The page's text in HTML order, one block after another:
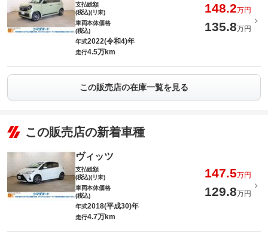
支払総額
(税込)(リ未)
148.2万円
車両本体価格
(税込)
135.8万円
年式2022(令和4)年
走行4.5万km
この販売店の在庫一覧を見る
この販売店の新着車種
ヴィッツ
支払総額
(税込)(リ未)
147.5万円
車両本体価格
(税込)
129.8万円
年式2018(平成30)年
走行4.7万km